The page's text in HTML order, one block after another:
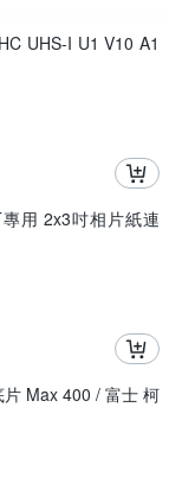
UHS-I U1 V10 A1
用 2x3吋相片紙連
Max 400 / 富士 柯